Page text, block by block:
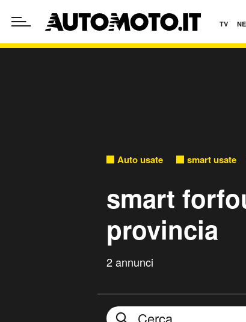
TV
Auto usate smart usate
smart
provincia
2 annunci